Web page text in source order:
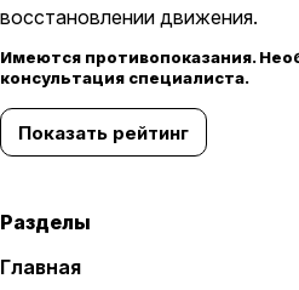
восстановлении движения.
Имеются противопоказания.
консультация специалиста.
Показать рейтинг
Разделы
Главная